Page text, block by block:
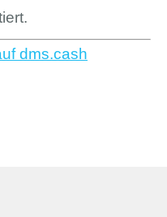
dms.cash